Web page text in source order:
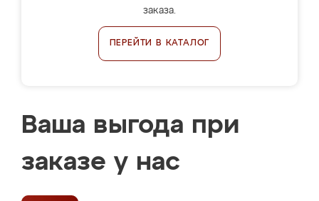
заказа.
ПЕРЕЙТИ В КАТАЛОГ
Ваша выгода при
заказе у нас